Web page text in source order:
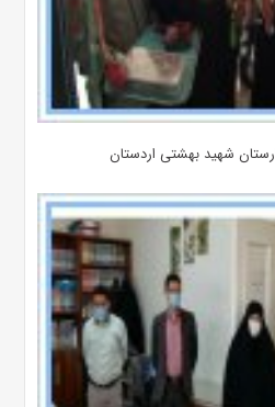
شهید بهشتی اردستان